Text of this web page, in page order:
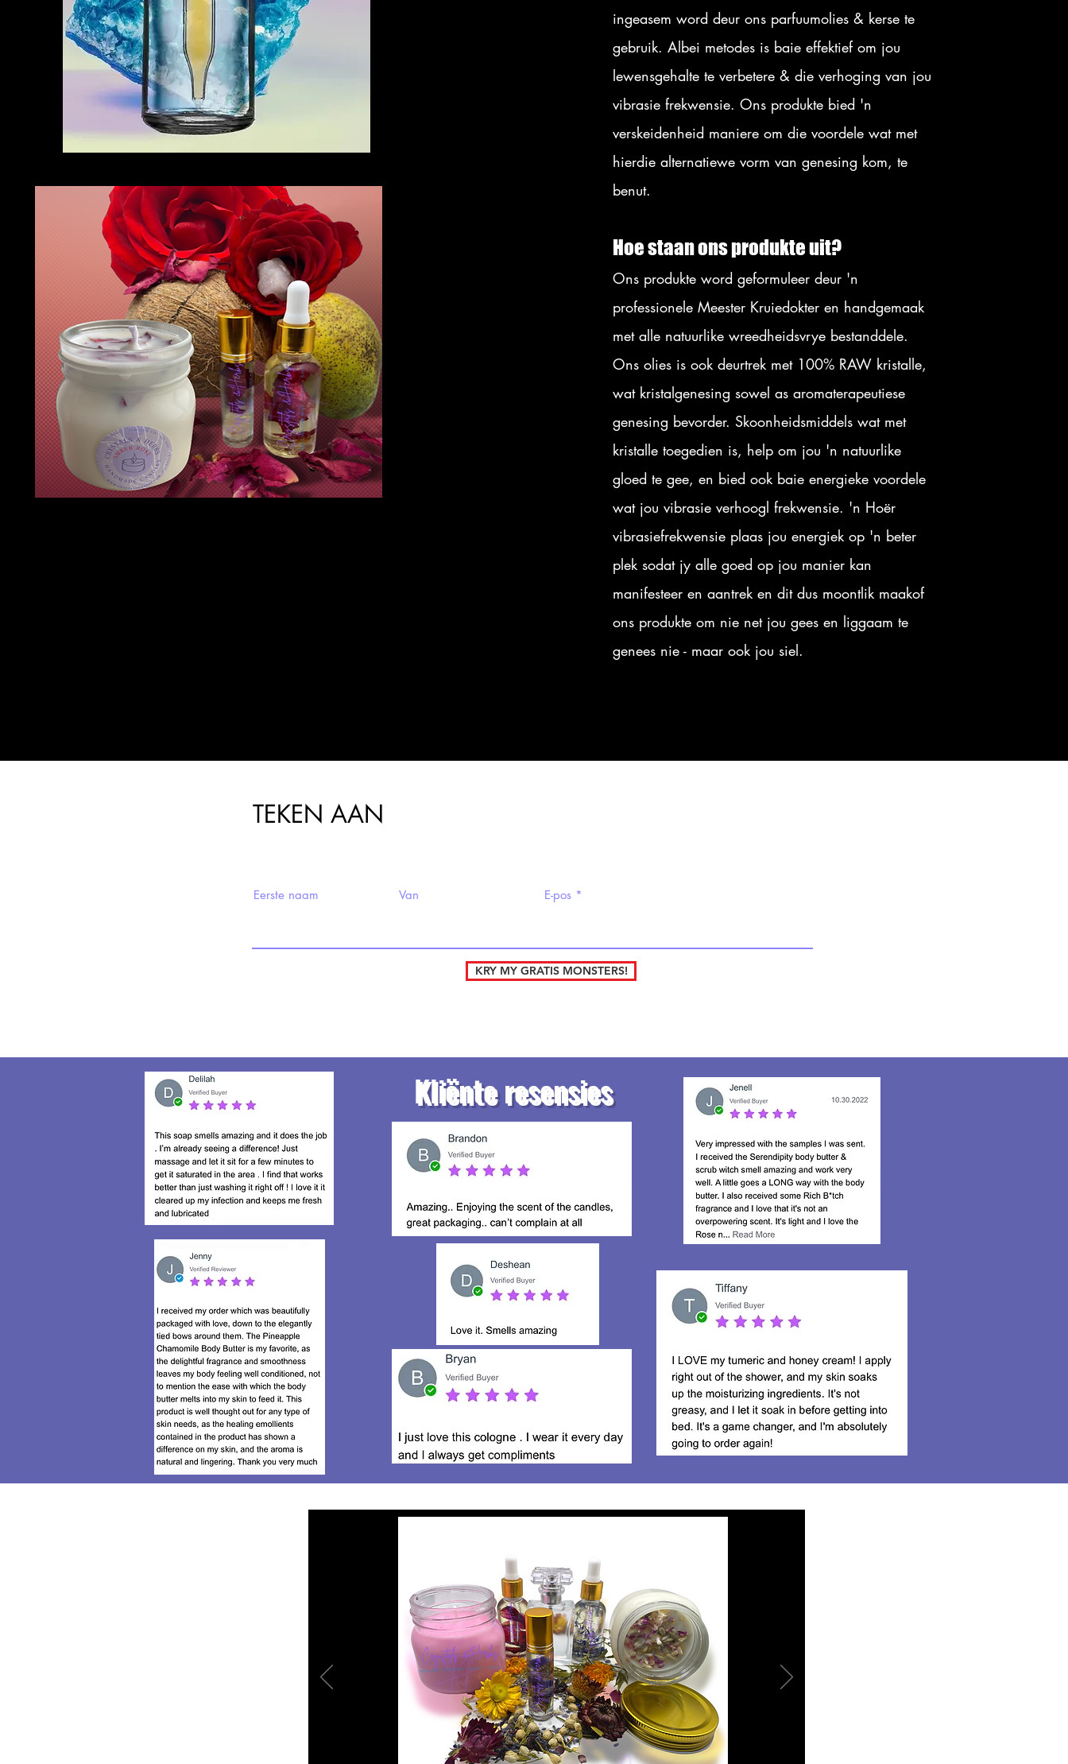
ingeasem word deur ons parfuumolies & kerse te
gebruik. Albei metodes is baie effektief om jou
lewensgehalte te verbetere & die verhoging van jou
vibrasie frekwensie. Ons produkte bied 'n
verskeidenheid maniere om die voordele wat met
hierdie alternatiewe vorm van genesing kom, te
benut.
Hoe staan ons produkte uit?
Ons produkte word geformuleer deur 'n
professionele Meester Kruiedokter en handgemaak
met alle natuurlike wreedheidsvrye bestanddele.
Ons olies is ook deurtrek met 100% RAW kristalle,
wat kristalgenesing sowel as aromaterapeutiese
genesing bevorder. Skoonheidsmiddels wat met
kristalle toegedien is, help om jou 'n natuurlike
gloed te gee, en bied ook baie energieke voordele
wat jou vibrasie verhoogl frekwensie. 'n Hoër
vibrasiefrekwensie plaas jou energiek op 'n beter
plek sodat jy alle goed op jou manier kan
manifesteer en aantrek en dit dus moontlik maakof
ons produkte om nie net jou gees en liggaam te
genees nie - maar ook jou siel.
TEKEN AAN
Eerste naam Van E-pos
KRY MY GRATIS MONSTERS!
Kliënte resensies